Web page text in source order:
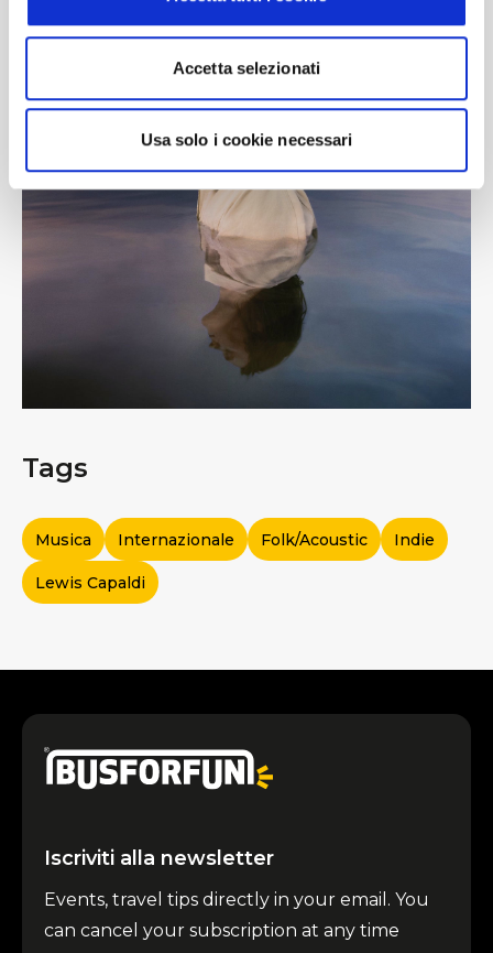
Accetta selezionati
Usa solo i cookie necessari
Tags
Musica Internazionale Folk/Acoustic Indie
Lewis Capaldi
Iscriviti alla newsletter
Events, travel tips directly in your email. You
can cancel your subscription at any time